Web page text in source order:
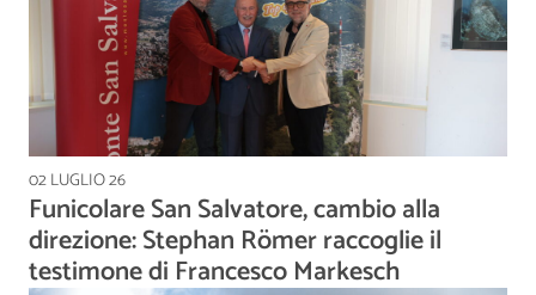
02 LUGLIO 26
Funicolare San Salvatore, cambio alla
direzione: Stephan Römer raccoglie il
testimone di Francesco Markesch